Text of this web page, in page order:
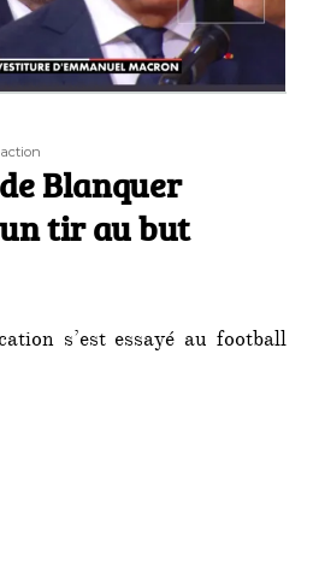
Blanquer
tir au but
s’est essayé au football